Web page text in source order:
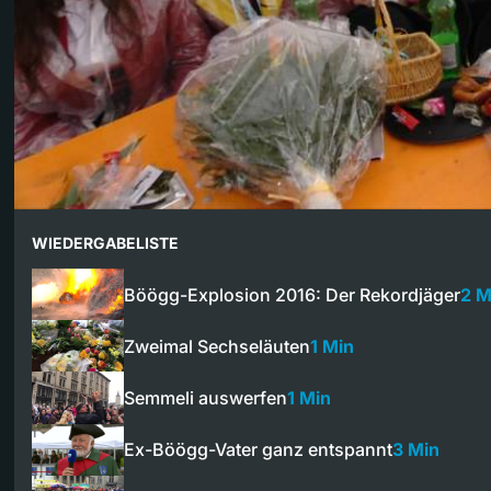
WIEDERGABELISTE
Böögg-Explosion 2016: Der Rekordjäger2
Zweimal Sechseläuten1 Min
Semmeli auswerfen1 Min
Ex-Böögg-Vater ganz entspannt3 Min